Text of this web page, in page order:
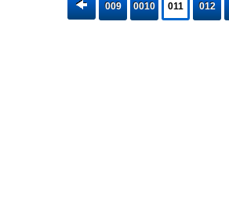
009 0010 011 012